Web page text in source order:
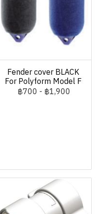
Fender cover BLACK
For Polyform Model F
฿700 - ฿1,900